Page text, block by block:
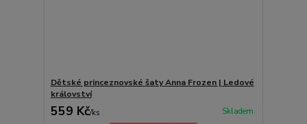
Dětské princeznovské šaty Anna Frozen | Ledové
království
559 Kč/ks Skladem